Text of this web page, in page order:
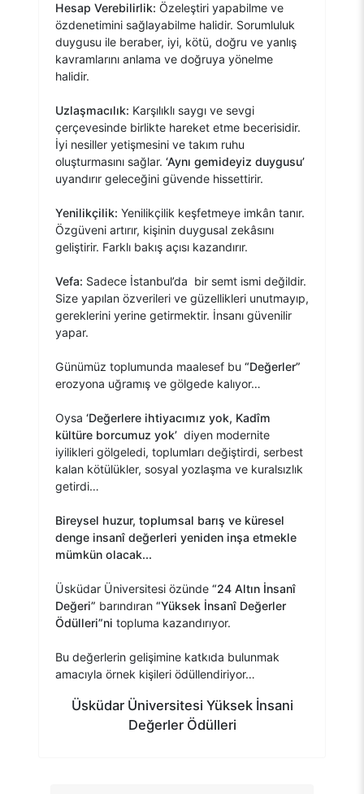
Hesap Verebilirlik: Özeleştiri yapabilme ve
özdenetimini sağlayabilme halidir. Sorumluluk
duygusu ile beraber, iyi, kötü, doğru ve yanlış
kavramlarını anlama ve doğruya yönelme
halidir.
Uzlaşmacılık: Karşılıklı saygı ve sevgi
çerçevesinde birlikte hareket etme becerisidir.
İyi nesiller yetişmesini ve takım ruhu
oluşturmasını sağlar. ‘Aynı gemideyiz duygusu’
uyandırır geleceğini güvende hissettirir.
Yenilikçilik: Yenilikçilik keşfetmeye imkân tanır.
Özgüveni artırır, kişinin duygusal zekâsını
geliştirir. Farklı bakış açısı kazandırır.
Vefa: Sadece İstanbul’da bir semt ismi değildir.
Size yapılan özverileri ve güzellikleri unutmayıp,
gereklerini yerine getirmektir. İnsanı güvenilir
yapar.
Günümüz toplumunda maalesef bu “Değerler”
erozyona uğramış ve gölgede kalıyor…
Oysa ‘Değerlere ihtiyacımız yok, Kadîm
kültüre borcumuz yok’ diyen modernite
iyilikleri gölgeledi, toplumları değiştirdi, serbest
kalan kötülükler, sosyal yozlaşma ve kuralsızlık
getirdi…
Bireysel huzur, toplumsal barış ve küresel
denge insanî değerleri yeniden inşa etmekle
mümkün olacak...
Üsküdar Üniversitesi özünde “24 Altın İnsanî
Değeri” barındıran “Yüksek İnsanî Değerler
Ödülleri”ni topluma kazandırıyor.
Bu değerlerin gelişimine katkıda bulunmak
amacıyla örnek kişileri ödüllendiriyor…
Üsküdar Üniversitesi Yüksek İnsani
Değerler Ödülleri